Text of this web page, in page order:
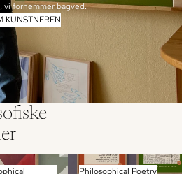
vi fornemmer bagved.
KUNSTNEREN
Abstract Art Philosophical Poetry
Philosophical Poetry